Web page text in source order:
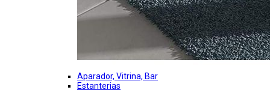
Aparador, Vitrina, Bar
Estanterias